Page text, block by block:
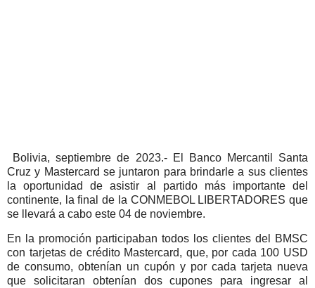
Bolivia, septiembre de 2023.- El Banco Mercantil Santa
Cruz y Mastercard se juntaron para brindarle a sus clientes
la oportunidad de asistir al partido más importante del
continente, la final de la CONMEBOL LIBERTADORES que
se llevará a cabo este 04 de noviembre.
En la promoción participaban todos los clientes del BMSC
con tarjetas de crédito Mastercard, que, por cada 100 USD
de consumo, obtenían un cupón y por cada tarjeta nueva
que solicitaran obtenían dos cupones para ingresar al